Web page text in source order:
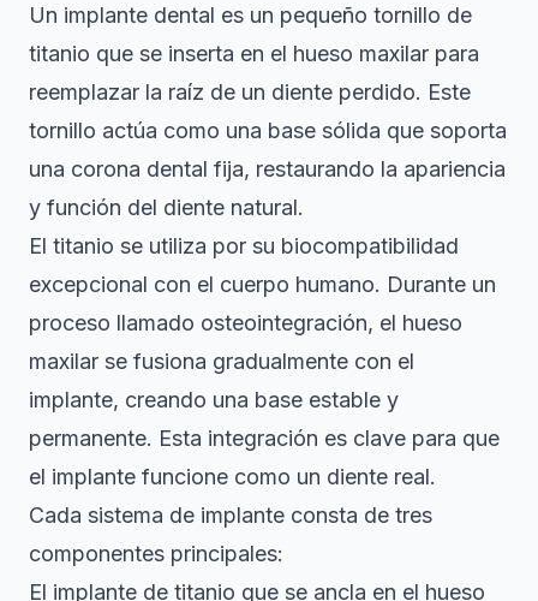
Un implante dental es un pequeño tornillo de
titanio que se inserta en el hueso maxilar para
reemplazar la raíz de un diente perdido. Este
tornillo actúa como una base sólida que soporta
una corona dental fija, restaurando la apariencia
y función del diente natural.
El titanio se utiliza por su biocompatibilidad
excepcional con el cuerpo humano. Durante un
proceso llamado osteointegración, el hueso
maxilar se fusiona gradualmente con el
implante, creando una base estable y
permanente. Esta integración es clave para que
el implante funcione como un diente real.
Cada sistema de implante consta de tres
componentes principales:
El implante de titanio que se ancla en el hueso